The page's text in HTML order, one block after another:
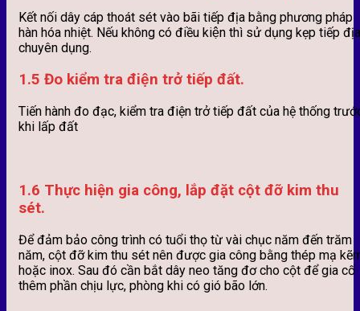
Kết nối dây cáp thoát sét vào bãi tiếp địa bằng phương pháp
hàn hóa nhiệt. Nếu không có điều kiện thì sử dụng kẹp tiếp địa
chuyên dụng.
1.5 Đo kiểm tra điện trở tiếp đất.
Tiến hành đo đạc, kiểm tra điện trở tiếp đất của hệ thống
khi lấp đất
1.6 Thực hiện gia công, lắp đặt cột đỡ kim thu
sét.
Để đảm bảo công trình có tuổi thọ từ vài chục năm đến trăm
năm, cột đỡ kim thu sét nên được gia công bằng thép mạ
hoặc inox. Sau đó cần bắt dây neo tăng đơ cho cột để gia cố
thêm phần chịu lực, phòng khi có gió bão lớn.